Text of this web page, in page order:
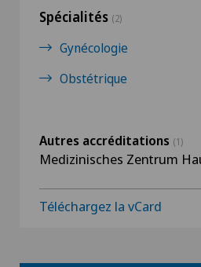
Spécialités (2)
Gynécologie
Obstétrique
Autres accréditations (1)
Medizinisches Zentrum
Téléchargez la vCard